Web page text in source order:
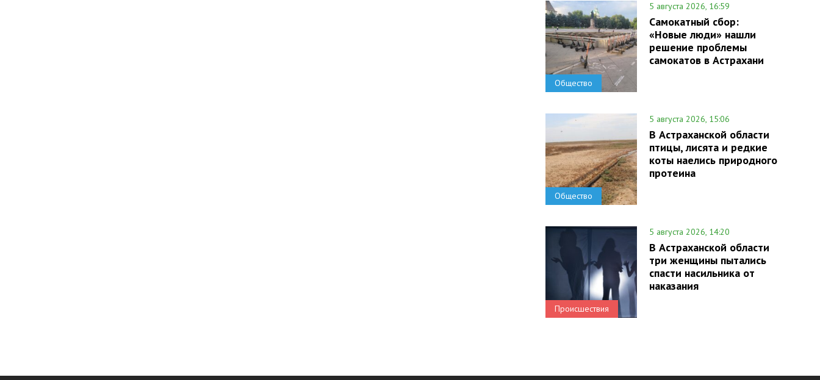
Общество
5 августа 2026, 16:59
Самокатный сбор:
«Новые люди» нашли
решение проблемы
самокатов в Астрахани
Общество
5 августа 2026, 15:06
В Астраханской области
птицы, лисята и редкие
коты наелись природного
протеина
Происшествия
5 августа 2026, 14:20
В Астраханской области
три женщины пытались
спасти насильника от
наказания